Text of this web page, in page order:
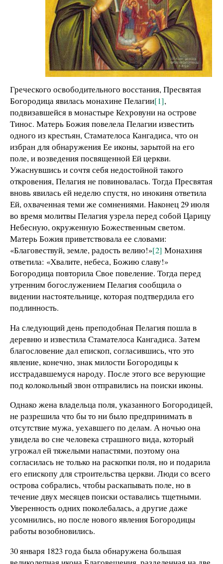
Греческого освободительного восстания, Пресвятая
Богородица явилась монахине Пелагии[1],
подвизавшейся в монастыре Кехровуни на острове
Тинос. Матерь Божия повелела Пелагии известить
одного из крестьян, Стамателоса Кангадиса, что он
избран для обнаружения Ее иконы, зарытой на его
поле, и возведения посвященной Ей церкви.
Ужаснувшись и сочтя себя недостойной такого
откровения, Пелагия не повиновалась. Тогда Пресвятая
вновь явилась ей неделю спустя, но инокиня ответила
Ей, охваченная теми же сомнениями. Наконец 29 июля
во время молитвы Пелагия узрела перед собой Царицу
Небесную, окруженную Божественным светом.
Матерь Божия приветствовала ее словами:
«Благовествуй, земле, радость велию!»[2] Монахиня
ответила: «Хвалите, небеса, Божию славу!»
Богородица повторила Свое повеление. Тогда перед
утренним богослужением Пелагия сообщила о
видении настоятельнице, которая подтвердила его
подлинность.
На следующий день преподобная Пелагия пошла в
деревню и известила Стамателоса Кангадиса. Затем
благословение дал епископ, согласившись, что это
явление, конечно, знак милости Богородицы к
исстрадавшемуся народу. После этого все верующие
под колокольный звон отправились на поиски иконы.
Однако жена владельца поля, указанного Богородицей,
не разрешила что бы то ни было предпринимать в
отсутствие мужа, уехавшего по делам. А ночью она
увидела во сне человека страшного вида, который
угрожал ей тяжелыми напастями, поэтому она
согласилась не только на раскопки поля, но и подарила
его епископу для строительства церкви. Люди со всего
острова собрались, чтобы раскапывать поле, но в
течение двух месяцев поиски оставались тщетными.
Уверенность одних поколебалась, а другие даже
усомнились, но после нового явления Богородицы
работы возобновились.
30 января 1823 года была обнаружена большая